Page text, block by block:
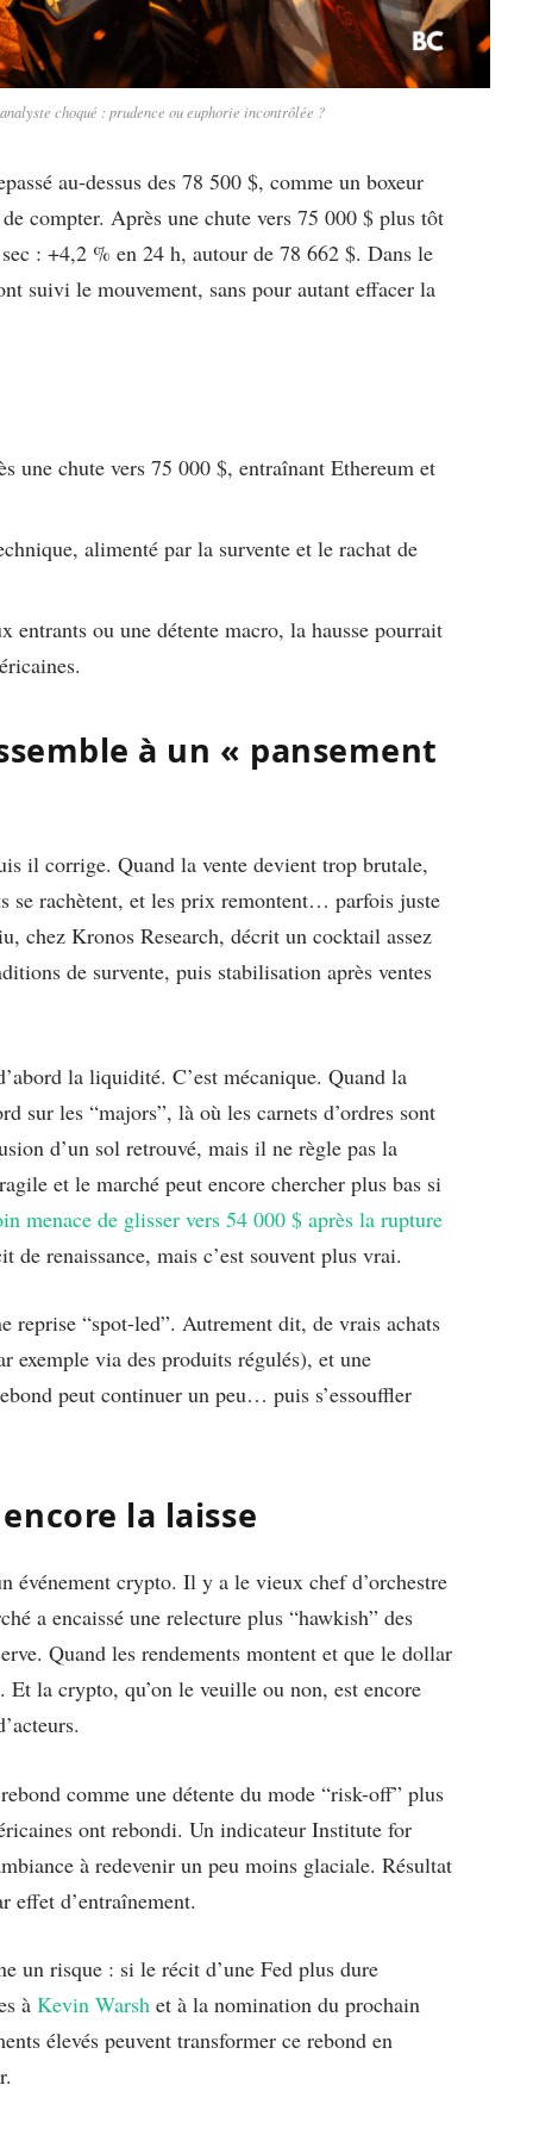
choqué : prudence ou euphorie incontrôlée ?
au-dessus des 78 500 $, comme un boxeur
compter. Après une chute vers 75 000 $ plus tôt
: +4,2 % en 24 h, autour de 78 662 $. Dans le
suivi le mouvement, sans pour autant effacer la
une chute vers 75 000 $, entraînant Ethereum et
alimenté par la survente et le rachat de
entrants ou une détente macro, la hausse pourrait
à un « pansement
il corrige. Quand la vente devient trop brutale,
se rachètent, et les prix remontent… parfois juste
chez Kronos Research, décrit un cocktail assez
de survente, puis stabilisation après ventes
la liquidité. C’est mécanique. Quand la
sur les “majors”, là où les carnets d’ordres sont
d’un sol retrouvé, mais il ne règle pas la
et le marché peut encore chercher plus bas si
menace de glisser vers 54 000 $ après la rupture
de renaissance, mais c’est souvent plus vrai.
reprise “spot-led”. Autrement dit, de vrais achats
exemple via des produits régulés), et une
peut continuer un peu… puis s’essouffler
la laisse
événement crypto. Il y a le vieux chef d’orchestre
a encaissé une relecture plus “hawkish” des
Quand les rendements montent et que le dollar
la crypto, qu’on le veuille ou non, est encore
comme une détente du mode “risk-off” plus
ont rebondi. Un indicateur Institute for
à redevenir un peu moins glaciale. Résultat
effet d’entraînement.
un risque : si le récit d’une Fed plus dure
à Kevin Warsh et à la nomination du prochain
élevés peuvent transformer ce rebond en